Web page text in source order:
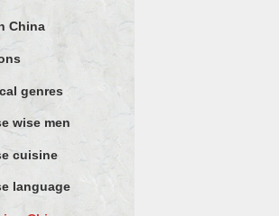
China
genres
wise men
cuisine
language